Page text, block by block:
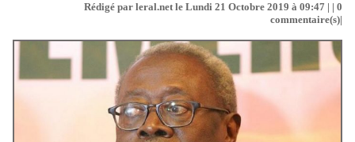
Rédigé par leral.net le Lundi 21 Octobre 2019 à 09:47 | | 0
commentaire(s)|